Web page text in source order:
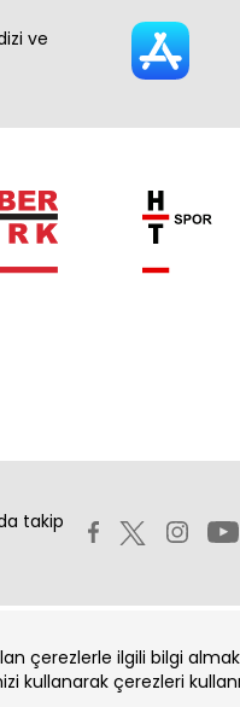
çerezlerle ilgili bilgi
kullanarak çerezleri
ve
takip
Yayıncılık A.Ş.